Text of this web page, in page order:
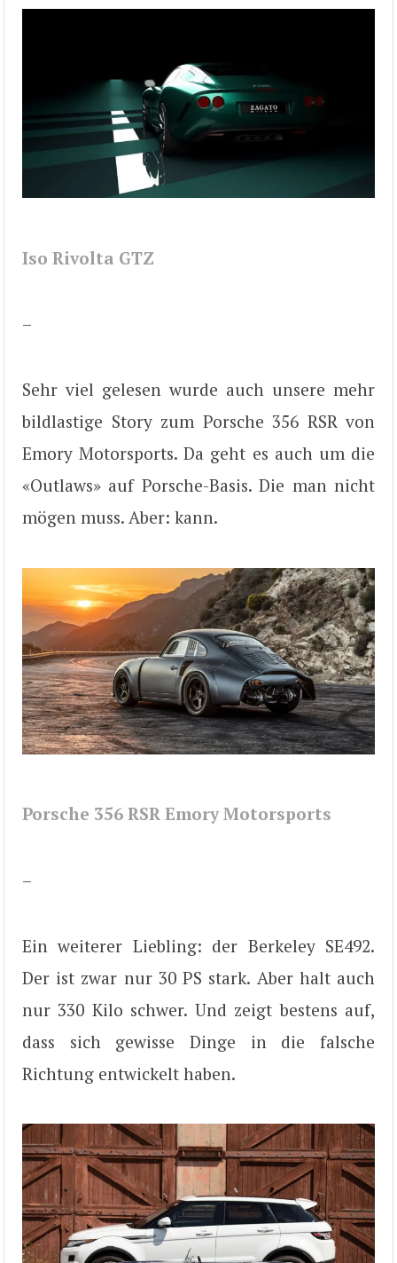
Iso Rivolta GTZ
–
Sehr viel gelesen wurde auch unsere mehr
bildlastige Story zum Porsche 356 RSR von
Emory Motorsports. Da geht es auch um die
«Outlaws» auf Porsche-Basis. Die man nicht
mögen muss. Aber: kann.
Porsche 356 RSR Emory Motorsports
–
Ein weiterer Liebling: der Berkeley SE492.
Der ist zwar nur 30 PS stark. Aber halt auch
nur 330 Kilo schwer. Und zeigt bestens auf,
dass sich gewisse Dinge in die falsche
Richtung entwickelt haben.